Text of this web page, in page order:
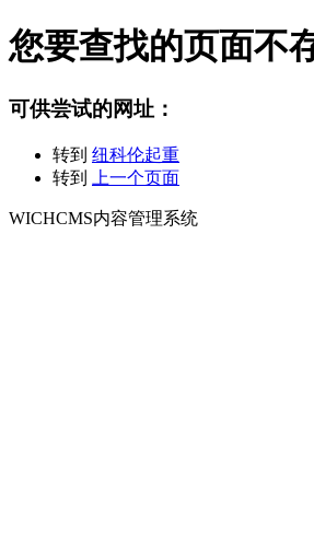
您要查找的页面不
可供尝试的网址：
转到 纽科伦起重
转到
上一个页面
WICHCMS内容管理系统